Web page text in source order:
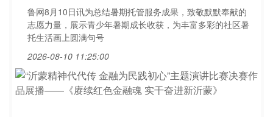
鲁网8月10日讯为总结暑期托管服务成果，致敬默默奉献的
志愿力量，展示青少年暑期成长收获，为丰富多彩的社区暑
托生活画上圆满句号
2026-08-10 11:25:00